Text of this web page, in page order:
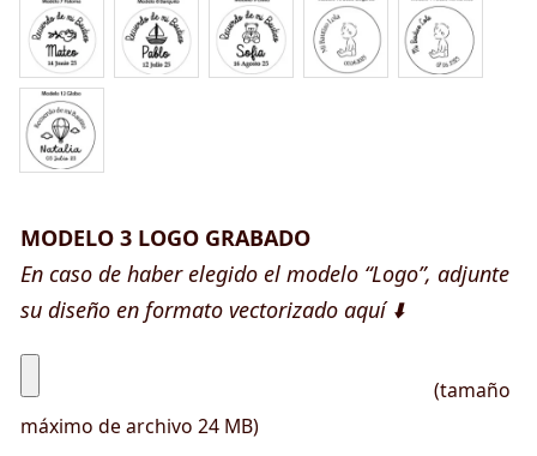
MODELO 3 LOGO GRABADO
En caso de haber elegido el modelo “Logo”, adjunte
su diseño en formato vectorizado aquí ⬇️
(tamaño
máximo de archivo 24 MB)